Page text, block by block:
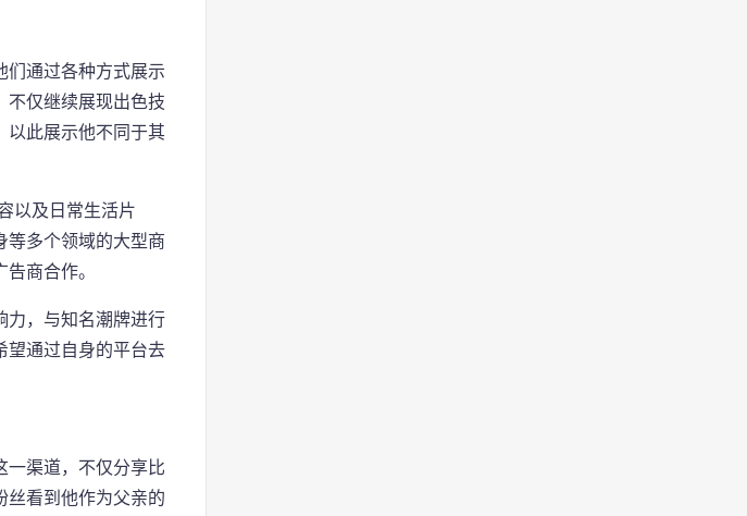
们通过各种方式展示
不仅继续展现出色技
以此展示他不同于其
以及日常生活片
等多个领域的大型商
商合作。
力，与知名潮牌进行
望通过自身的平台去
一渠道，不仅分享比
丝看到他作为父亲的